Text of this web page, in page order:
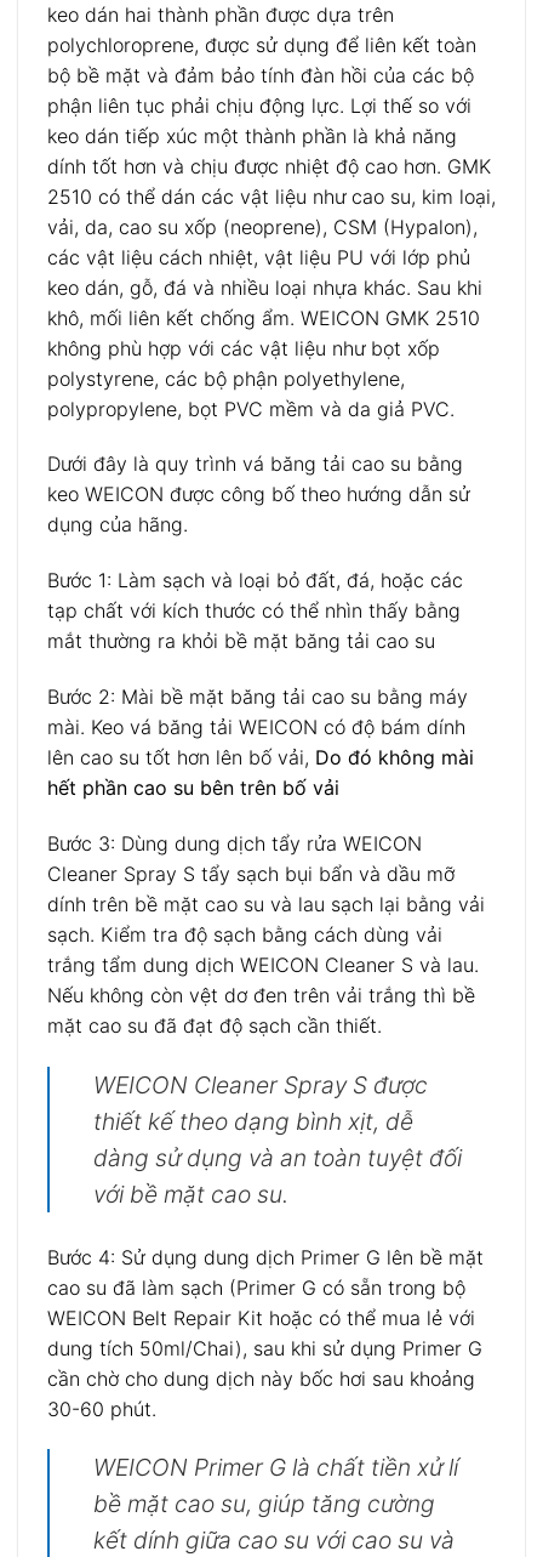
keo dán hai thành phần được dựa trên
polychloroprene, được sử dụng để liên kết toàn
bộ bề mặt và đảm bảo tính đàn hồi của các bộ
phận liên tục phải chịu động lực. Lợi thế so với
keo dán tiếp xúc một thành phần là khả năng
dính tốt hơn và chịu được nhiệt độ cao hơn. GMK
2510 có thể dán các vật liệu như cao su, kim loại,
vải, da, cao su xốp (neoprene), CSM (Hypalon),
các vật liệu cách nhiệt, vật liệu PU với lớp phủ
keo dán, gỗ, đá và nhiều loại nhựa khác. Sau khi
khô, mối liên kết chống ẩm. WEICON GMK 2510
không phù hợp với các vật liệu như bọt xốp
polystyrene, các bộ phận polyethylene,
polypropylene, bọt PVC mềm và da giả PVC.
Dưới đây là quy trình vá băng tải cao su bằng
keo WEICON được công bố theo hướng dẫn sử
dụng của hãng.
Bước 1: Làm sạch và loại bỏ đất, đá, hoặc các
tạp chất với kích thước có thể nhìn thấy bằng
mắt thường ra khỏi bề mặt băng tải cao su
Bước 2: Mài bề mặt băng tải cao su bằng máy
mài. Keo vá băng tải WEICON có độ bám dính
lên cao su tốt hơn lên bố vải, Do đó không mài
hết phần cao su bên trên bố vải
Bước 3: Dùng dung dịch tẩy rửa WEICON
Cleaner Spray S tẩy sạch bụi bẩn và dầu mỡ
dính trên bề mặt cao su và lau sạch lại bằng vải
sạch. Kiểm tra độ sạch bằng cách dùng vải
trắng tẩm dung dịch WEICON Cleaner S và lau.
Nếu không còn vệt dơ đen trên vải trắng thì bề
mặt cao su đã đạt độ sạch cần thiết.
WEICON Cleaner Spray S được
thiết kế theo dạng bình xịt, dễ
dàng sử dụng và an toàn tuyệt đối
với bề mặt cao su.
Bước 4: Sử dụng dung dịch Primer G lên bề mặt
cao su đã làm sạch (Primer G có sẵn trong bộ
WEICON Belt Repair Kit hoặc có thể mua lẻ với
dung tích 50ml/Chai), sau khi sử dụng Primer G
cần chờ cho dung dịch này bốc hơi sau khoảng
30-60 phút.
WEICON Primer G là chất tiền xử lí
bề mặt cao su, giúp tăng cường
kết dính giữa cao su với cao su và